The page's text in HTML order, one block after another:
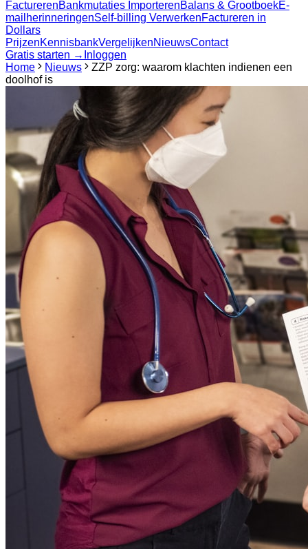
FacturerenBankmutaties ImporterenBalans & GrootboekE-
mailherinneringenSelf-billing VerwerkenFactureren in
Dollars
PrijzenKennisbankVergelijkenNieuwsContact
Gratis starten → Inloggen
Home
Nieuws
ZZP zorg: waarom klachten indienen een
doolhof is